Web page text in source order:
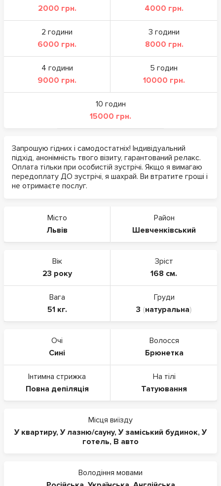
2000 грн.
4000 грн.
2 години
6000 грн.
3 години
8000 грн.
4 години
9000 грн.
5 годин
10000 грн.
10 годин
15000 грн.
Запрошую гідних і самодостатніх! Індивідуальний
підхід, анонімність твого візиту, гарантований релакс.
Оплата тільки при особистій зустрічі. Якщо я вимагаю
передоплату ДО зустрічі, я шахрай. Ви втратите гроші і
не отримаєте послуг.
Місто
Львів
Район
Шевченківський
Вік
23 року
Зріст
168 см.
Вага
51 кг.
Груди
3 (натуральна)
Очі
Сині
Волосся
Брюнетка
Інтимна стрижка
Повна депіляція
На тілі
Татуювання
Місця виїзду
У квартиру, У лазню/сауну, У заміський будинок, У
готель, В авто
Володіння мовами